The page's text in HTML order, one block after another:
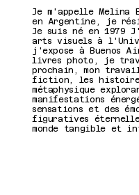
n de
Je m'appelle Melina
en Argentine, je
Je suis né en 1979
arts visuels à
j'expose à Buenos
livres photo, je
prochain, mon
fiction, les histoires
métaphysique
manifestations
sensations et des
figuratives
monde tangible et